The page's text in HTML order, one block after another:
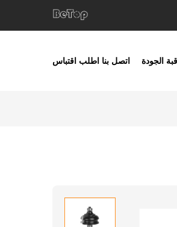
الجودة اتصل بنا اطلب اقتباس